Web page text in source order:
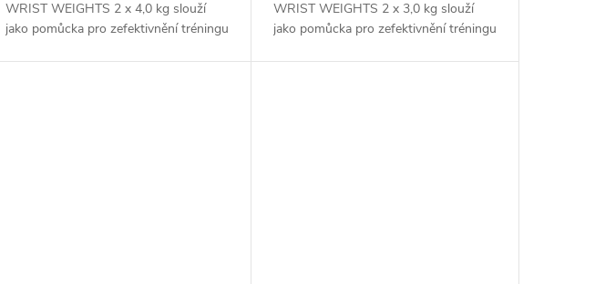
WRIST WEIGHTS 2 x 4,0 kg slouží
jako pomůcka pro zefektivnění tréningu
WRIST WEIGHTS 2 x 3,0 kg slouží
jako pomůcka pro zefektivnění tréningu